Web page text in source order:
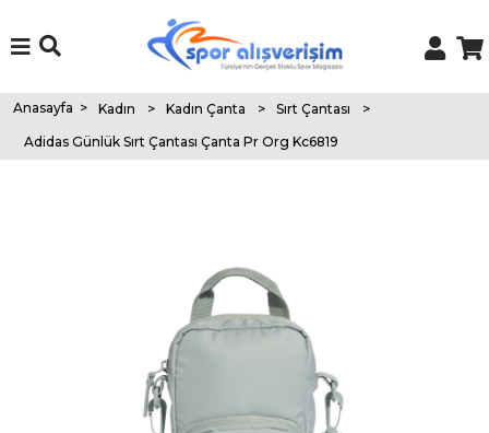
Anasayfa > Kadın > Kadın Çanta > Sırt Çantası
>
Adidas Günlük Sırt Çantası Çanta Pr Org Kc6819